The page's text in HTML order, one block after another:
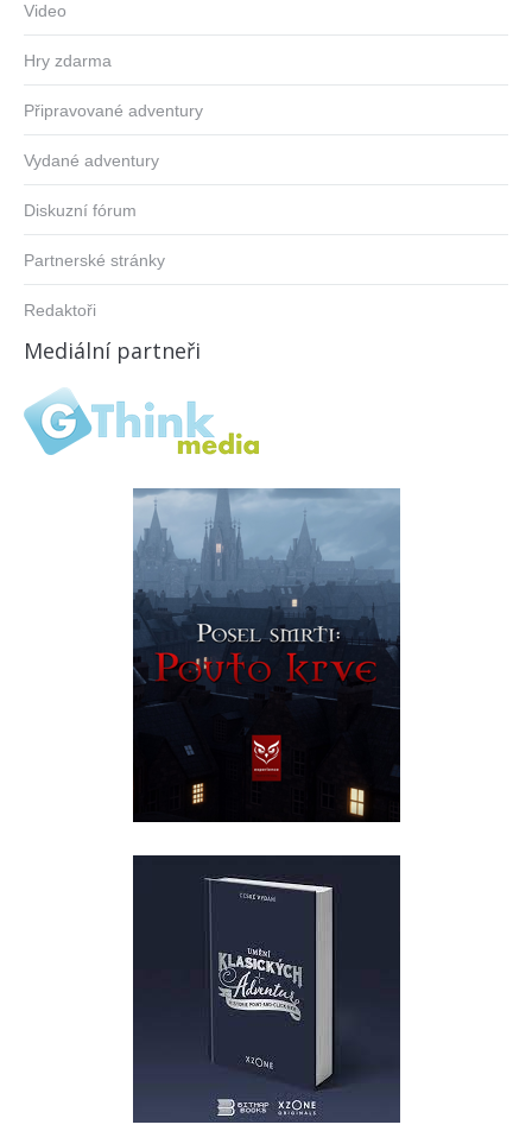
Video
Hry zdarma
Připravované adventury
Vydané adventury
Diskuzní fórum
Partnerské stránky
Redaktoři
Mediální partneři